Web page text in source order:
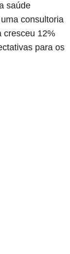
saúde
consultoria
cresceu 12%
para os